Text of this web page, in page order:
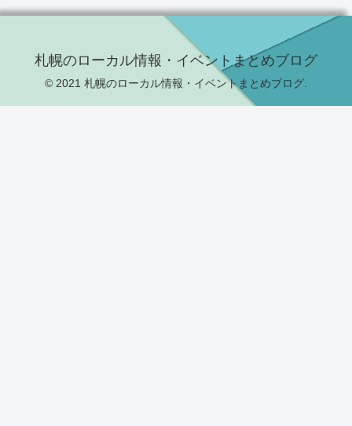
札幌のローカル情報・イベントまとめブログ
© 2021 札幌のローカル情報・イベントまとめブログ.